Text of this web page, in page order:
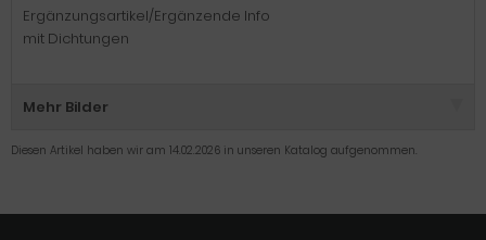
Ergänzungsartikel/Ergänzende Info
mit Dichtungen
Mehr Bilder
Diesen Artikel haben wir am 14.02.2026 in unseren Katalog aufgenommen.